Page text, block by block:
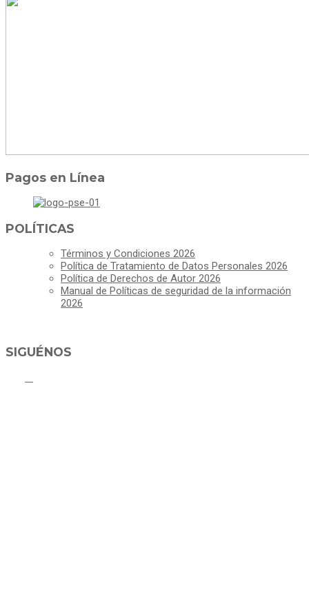
Pagos en Línea
POLÍTICAS
Términos y Condiciones 2026
Política de Tratamiento de Datos Personales 2026
Política de Derechos de Autor 2026
Manual de Políticas de seguridad de la información
2026
SIGUÉNOS